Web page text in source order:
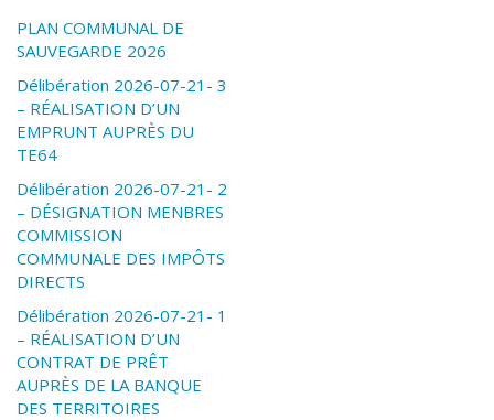
PLAN COMMUNAL DE
SAUVEGARDE 2026
Délibération 2026-07-21- 3
– RÉALISATION D’UN
EMPRUNT AUPRÈS DU
TE64
Délibération 2026-07-21- 2
– DÉSIGNATION MENBRES
COMMISSION
COMMUNALE DES IMPÔTS
DIRECTS
Délibération 2026-07-21- 1
– RÉALISATION D’UN
CONTRAT DE PRÊT
AUPRÈS DE LA BANQUE
DES TERRITOIRES